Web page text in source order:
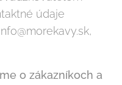
údaje
o zákazníkoch a